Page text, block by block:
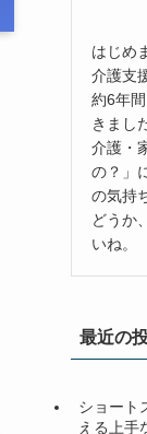
はじめ
介護支
約6年
きまし
介護・
の？」
の気持
どうか
いね。
最近の
ショート
える上手